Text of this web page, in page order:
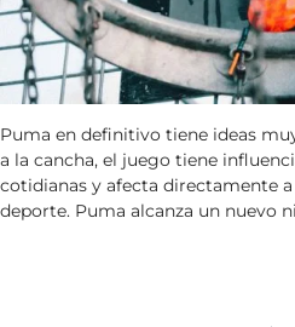
Puma en definitivo tiene ideas
a la cancha, el juego tiene
cotidianas y afecta directamente
deporte. Puma alcanza un nuevo